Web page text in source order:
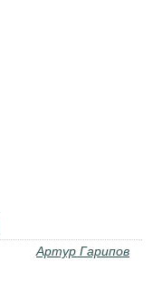
Артур Гарипов